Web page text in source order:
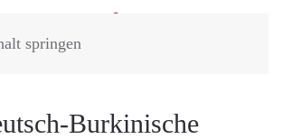
springen
Burkinische